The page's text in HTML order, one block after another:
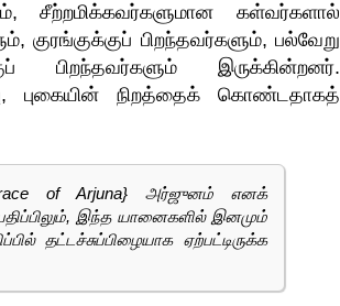
சீற்றமிக்கவர்களுமான கள்வர்களால்
குரங்குக்குப் பிறந்தவர்களும், பல்வேறு
பிறந்தவர்களும் இருக்கின்றனர்.
புகையின் நிறத்தைக் கொண்டதாகத்
of Arjuna} அர்ஜுனம் எனக்
பதிப்பிலும், இந்த யானைகளில் இனமும்
தட்டச்சுப்பிழையாக ஏற்பட்டிருக்க